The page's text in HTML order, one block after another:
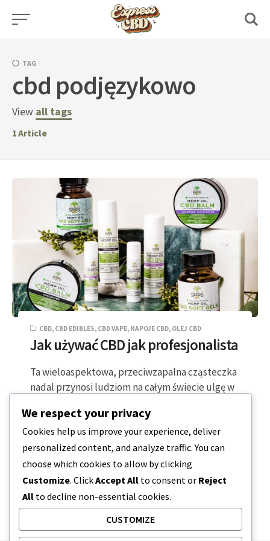
Skip
TAG
cbd podjęzykowo
View all tags
1Article
CBD, CBD EDIBLES, CBD VAPE, NAPOJE CBD, OLEJ CBD
Jak używać CBD jak profesjonalista
Ta wieloaspektowa, przeciwzapalna cząsteczka
nadal przynosi ludziom na całym świecie ulgę w
spożywać na…
2 MINUTY CZYTANIA 2023-11-14
We respect your privacy
Cookies help us improve your experience, deliver
personalized content, and analyze traffic. You can
choose which cookies to allow by clicking
Customize. ClickAccept All to consent or Reject
All to decline non-essential cookies.
CUSTOMIZE